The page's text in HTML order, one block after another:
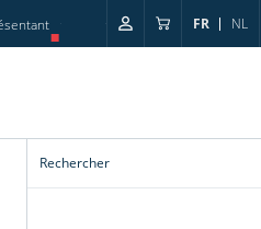
FR NL